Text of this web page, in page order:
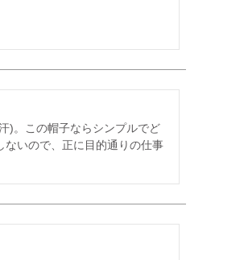
)。この帽子ならシンプルでど
ないので、正に目的通りの仕事